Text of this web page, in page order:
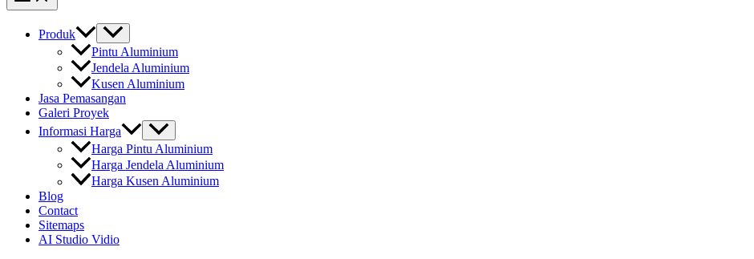
Produk
Pintu Aluminium
Jendela Aluminium
Kusen Aluminium
Jasa Pemasangan
Galeri Proyek
Informasi Harga
Harga Pintu Aluminium
Harga Jendela Aluminium
Harga Kusen Aluminium
Blog
Contact
Sitemaps
AI Studio Vidio